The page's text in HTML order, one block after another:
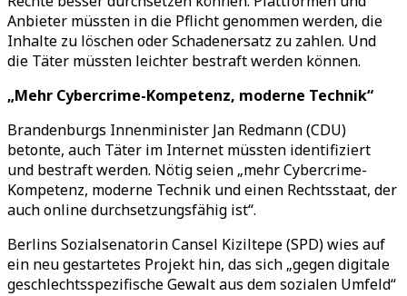
Anbieter müssten in die Pflicht genommen werden, die
Inhalte zu löschen oder Schadenersatz zu zahlen. Und
die Täter müssten leichter bestraft werden können.
„Mehr Cybercrime-Kompetenz, moderne Technik“
Brandenburgs Innenminister Jan Redmann (CDU)
betonte, auch Täter im Internet müssten identifiziert
und bestraft werden. Nötig seien „mehr Cybercrime-
Kompetenz, moderne Technik und einen Rechtsstaat, der
auch online durchsetzungsfähig ist“.
Berlins Sozialsenatorin Cansel Kiziltepe (SPD) wies auf
ein neu gestartetes Projekt hin, das sich „gegen digitale
geschlechtsspezifische Gewalt aus dem sozialen Umfeld“